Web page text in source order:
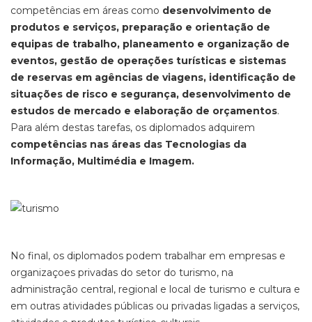
competências em áreas como desenvolvimento de
produtos e serviços, preparação e orientação de
equipas de trabalho, planeamento e organização de
eventos, gestão de operações turísticas e sistemas
de reservas em agências de viagens, identificação de
situações de risco e segurança, desenvolvimento de
estudos de mercado e elaboração de orçamentos.
Para além destas tarefas, os diplomados adquirem
competências nas áreas das Tecnologias da
Informação, Multimédia e Imagem.
No final, os diplomados podem trabalhar em empresas e
organizaçoes privadas do setor do turismo, na
administração central, regional e local de turismo e cultura e
em outras atividades públicas ou privadas ligadas a serviços,